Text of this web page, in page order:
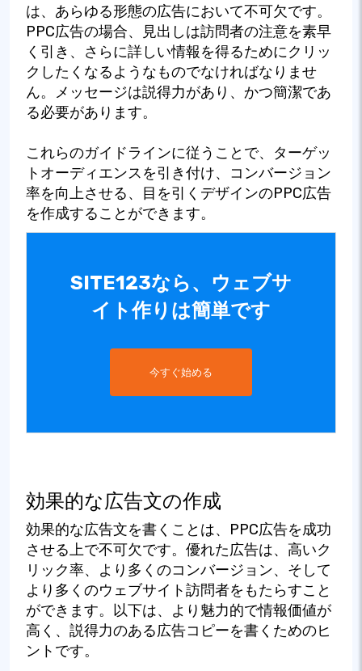
は、あらゆる形態の広告において不可欠です。
PPC広告の場合、見出しは訪問者の注意を素早
く引き、さらに詳しい情報を得るためにクリッ
クしたくなるようなものでなければなりませ
ん。メッセージは説得力があり、かつ簡潔であ
る必要があります。
これらのガイドラインに従うことで、ターゲッ
トオーディエンスを引き付け、コンバージョン
率を向上させる、目を引くデザインのPPC広告
を作成することができます。
SITE123なら、ウェブサ
イト作りは簡単です
今すぐ始める
効果的な広告文の作成
効果的な広告文を書くことは、PPC広告を成功
させる上で不可欠です。優れた広告は、高いク
リック率、より多くのコンバージョン、そして
より多くのウェブサイト訪問者をもたらすこと
ができます。以下は、より魅力的で情報価値が
高く、説得力のある広告コピーを書くためのヒ
ントです。